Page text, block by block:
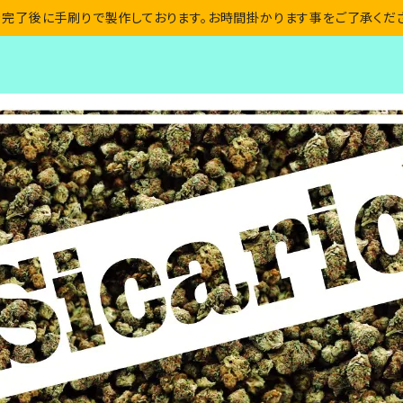
了後に手刷りで製作しております。お時間掛かります事をご了承くだ